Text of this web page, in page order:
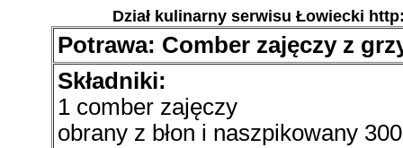
Dział kulinarny serwisu Łowiecki
Potrawa: Comber zajęczy z
Składniki:
1 comber zajęczy
obrany z błon i naszpikowany